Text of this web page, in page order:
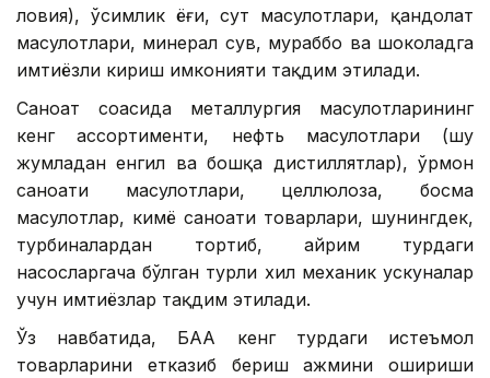
ловия), ўсимлик ёғи, сут маҳсулотлари, қандолат
маҳсулотлари, минерал сув, мураббо ва шоколадга
имтиёзли кириш имконияти тақдим этилади.
Саноат соҳасида металлургия маҳсулотларининг
кенг ассортименти, нефть маҳсулотлари (шу
жумладан енгил ва бошқа дистиллятлар), ўрмон
саноати маҳсулотлари, целлюлоза, босма
маҳсулотлар, кимё саноати товарлари, шунингдек,
турбиналардан тортиб, айрим турдаги
насосларгача бўлган турли хил механик ускуналар
учун имтиёзлар тақдим этилади.
Ўз навбатида, БАА кенг турдаги истеъмол
товарларини етказиб бериш ҳажмини ошириши